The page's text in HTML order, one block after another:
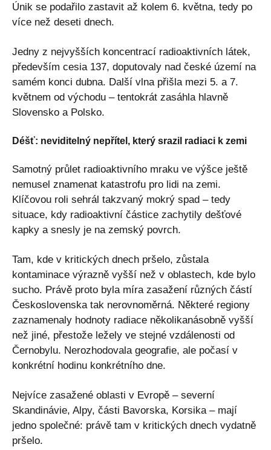
Únik se podařilo zastavit až kolem 6. května, tedy po
více než deseti dnech.
Jedny z nejvyšších koncentrací radioaktivních látek,
především cesia 137, doputovaly nad české území na
samém konci dubna. Další vlna přišla mezi 5. a 7.
květnem od východu – tentokrát zasáhla hlavně
Slovensko a Polsko.
Déšť: neviditelný nepřítel, který srazil radiaci k zemi
Samotný průlet radioaktivního mraku ve výšce ještě
nemusel znamenat katastrofu pro lidi na zemi.
Klíčovou roli sehrál takzvaný mokrý spad – tedy
situace, kdy radioaktivní částice zachytily dešťové
kapky a snesly je na zemský povrch.
Tam, kde v kritických dnech pršelo, zůstala
kontaminace výrazně vyšší než v oblastech, kde bylo
sucho. Právě proto byla míra zasažení různých částí
Československa tak nerovnoměrná. Některé regiony
zaznamenaly hodnoty radiace několikanásobně vyšší
než jiné, přestože ležely ve stejné vzdálenosti od
Černobylu. Nerozhodovala geografie, ale počasí v
konkrétní hodinu konkrétního dne.
Nejvíce zasažené oblasti v Evropě – severní
Skandinávie, Alpy, části Bavorska, Korsika – mají
jedno společné: právě tam v kritických dnech vydatně
pršelo.